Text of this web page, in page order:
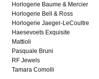
Horlogerie Baume & Mercier
Horlogerie Bell & Ross
Horlogerie Jaeger-LeCoultre
Haesevoets Exquisite
Mattioli
Pasquale Bruni
RF Jewels
Tamara Comolli